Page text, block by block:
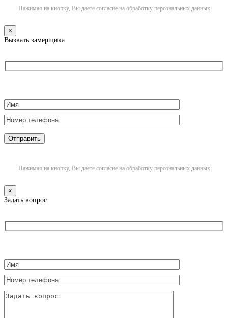
Нажимая на кнопку, Вы даете согласие на обработку персональных данных
×
Вызвать замерщика
Нажимая на кнопку, Вы даете согласие на обработку персональных данных
×
Задать вопрос